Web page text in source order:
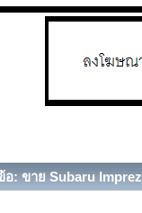
อ: ขาย Subaru